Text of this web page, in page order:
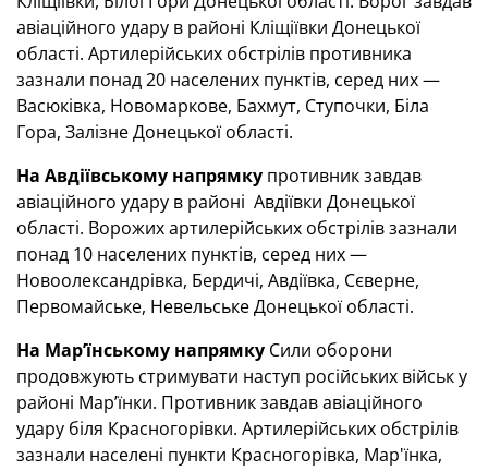
авіаційного удару в районі Кліщіївки Донецької
області. Артилерійських обстрілів противника
зазнали понад 20 населених пунктів, серед них —
Васюківка, Новомаркове, Бахмут, Ступочки, Біла
Гора, Залізне Донецької області.
На Авдіївському напрямку противник завдав
авіаційного удару в районі Авдіївки Донецької
області. Ворожих артилерійських обстрілів зазнали
понад 10 населених пунктів, серед них —
Новоолександрівка, Бердичі, Авдіївка, Сєверне,
Первомайське, Невельське Донецької області.
На Мар’їнському напрямку Сили оборони
продовжують стримувати наступ російських військ у
районі Мар’їнки. Противник завдав авіаційного
удару біля Красногорівки. Артилерійських обстрілів
зазнали населені пункти Красногорівка, Мар'їнка,